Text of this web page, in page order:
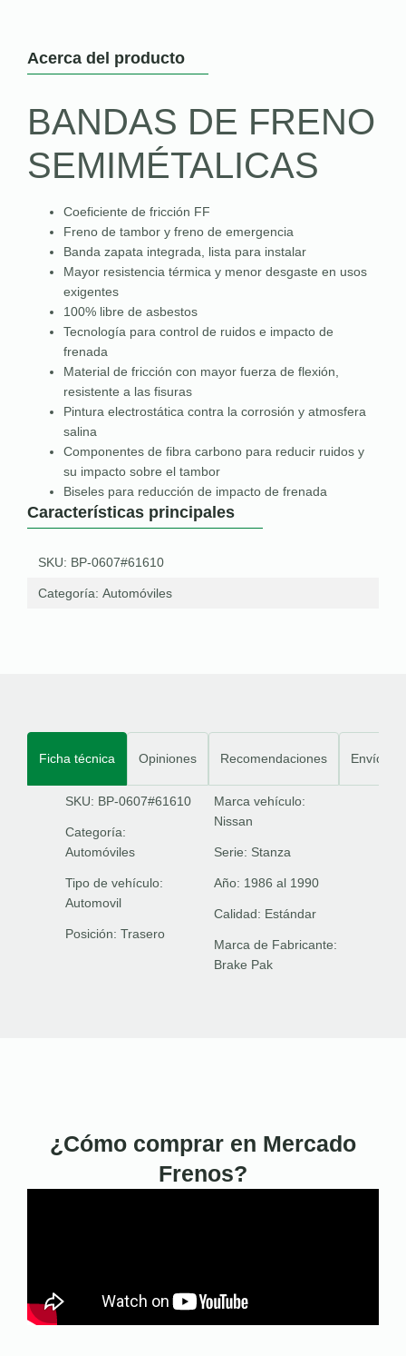
Acerca del producto
BANDAS DE FRENO
SEMIMÉTALICAS
Coeficiente de fricción FF
Freno de tambor y freno de emergencia
Banda zapata integrada, lista para instalar
Mayor resistencia térmica y menor desgaste en usos
exigentes
100% libre de asbestos
Tecnología para control de ruidos e impacto de
frenada
Material de fricción con mayor fuerza de flexión,
resistente a las fisuras
Pintura electrostática contra la corrosión y atmosfera
salina
Componentes de fibra carbono para reducir ruidos y
su impacto sobre el tambor
Biseles para reducción de impacto de frenada
Características principales
SKU: BP-0607#61610
Categoría: Automóviles
Ficha técnica Opiniones Recomendaciones Envíos
SKU: BP-0607#61610
Categoría:
Automóviles
Tipo de vehículo:
Automovil
Posición: Trasero
Marca vehículo:
Nissan
Serie: Stanza
Año: 1986 al 1990
Calidad: Estándar
Marca de Fabricante:
Brake Pak
¿Cómo comprar en Mercado
Frenos?